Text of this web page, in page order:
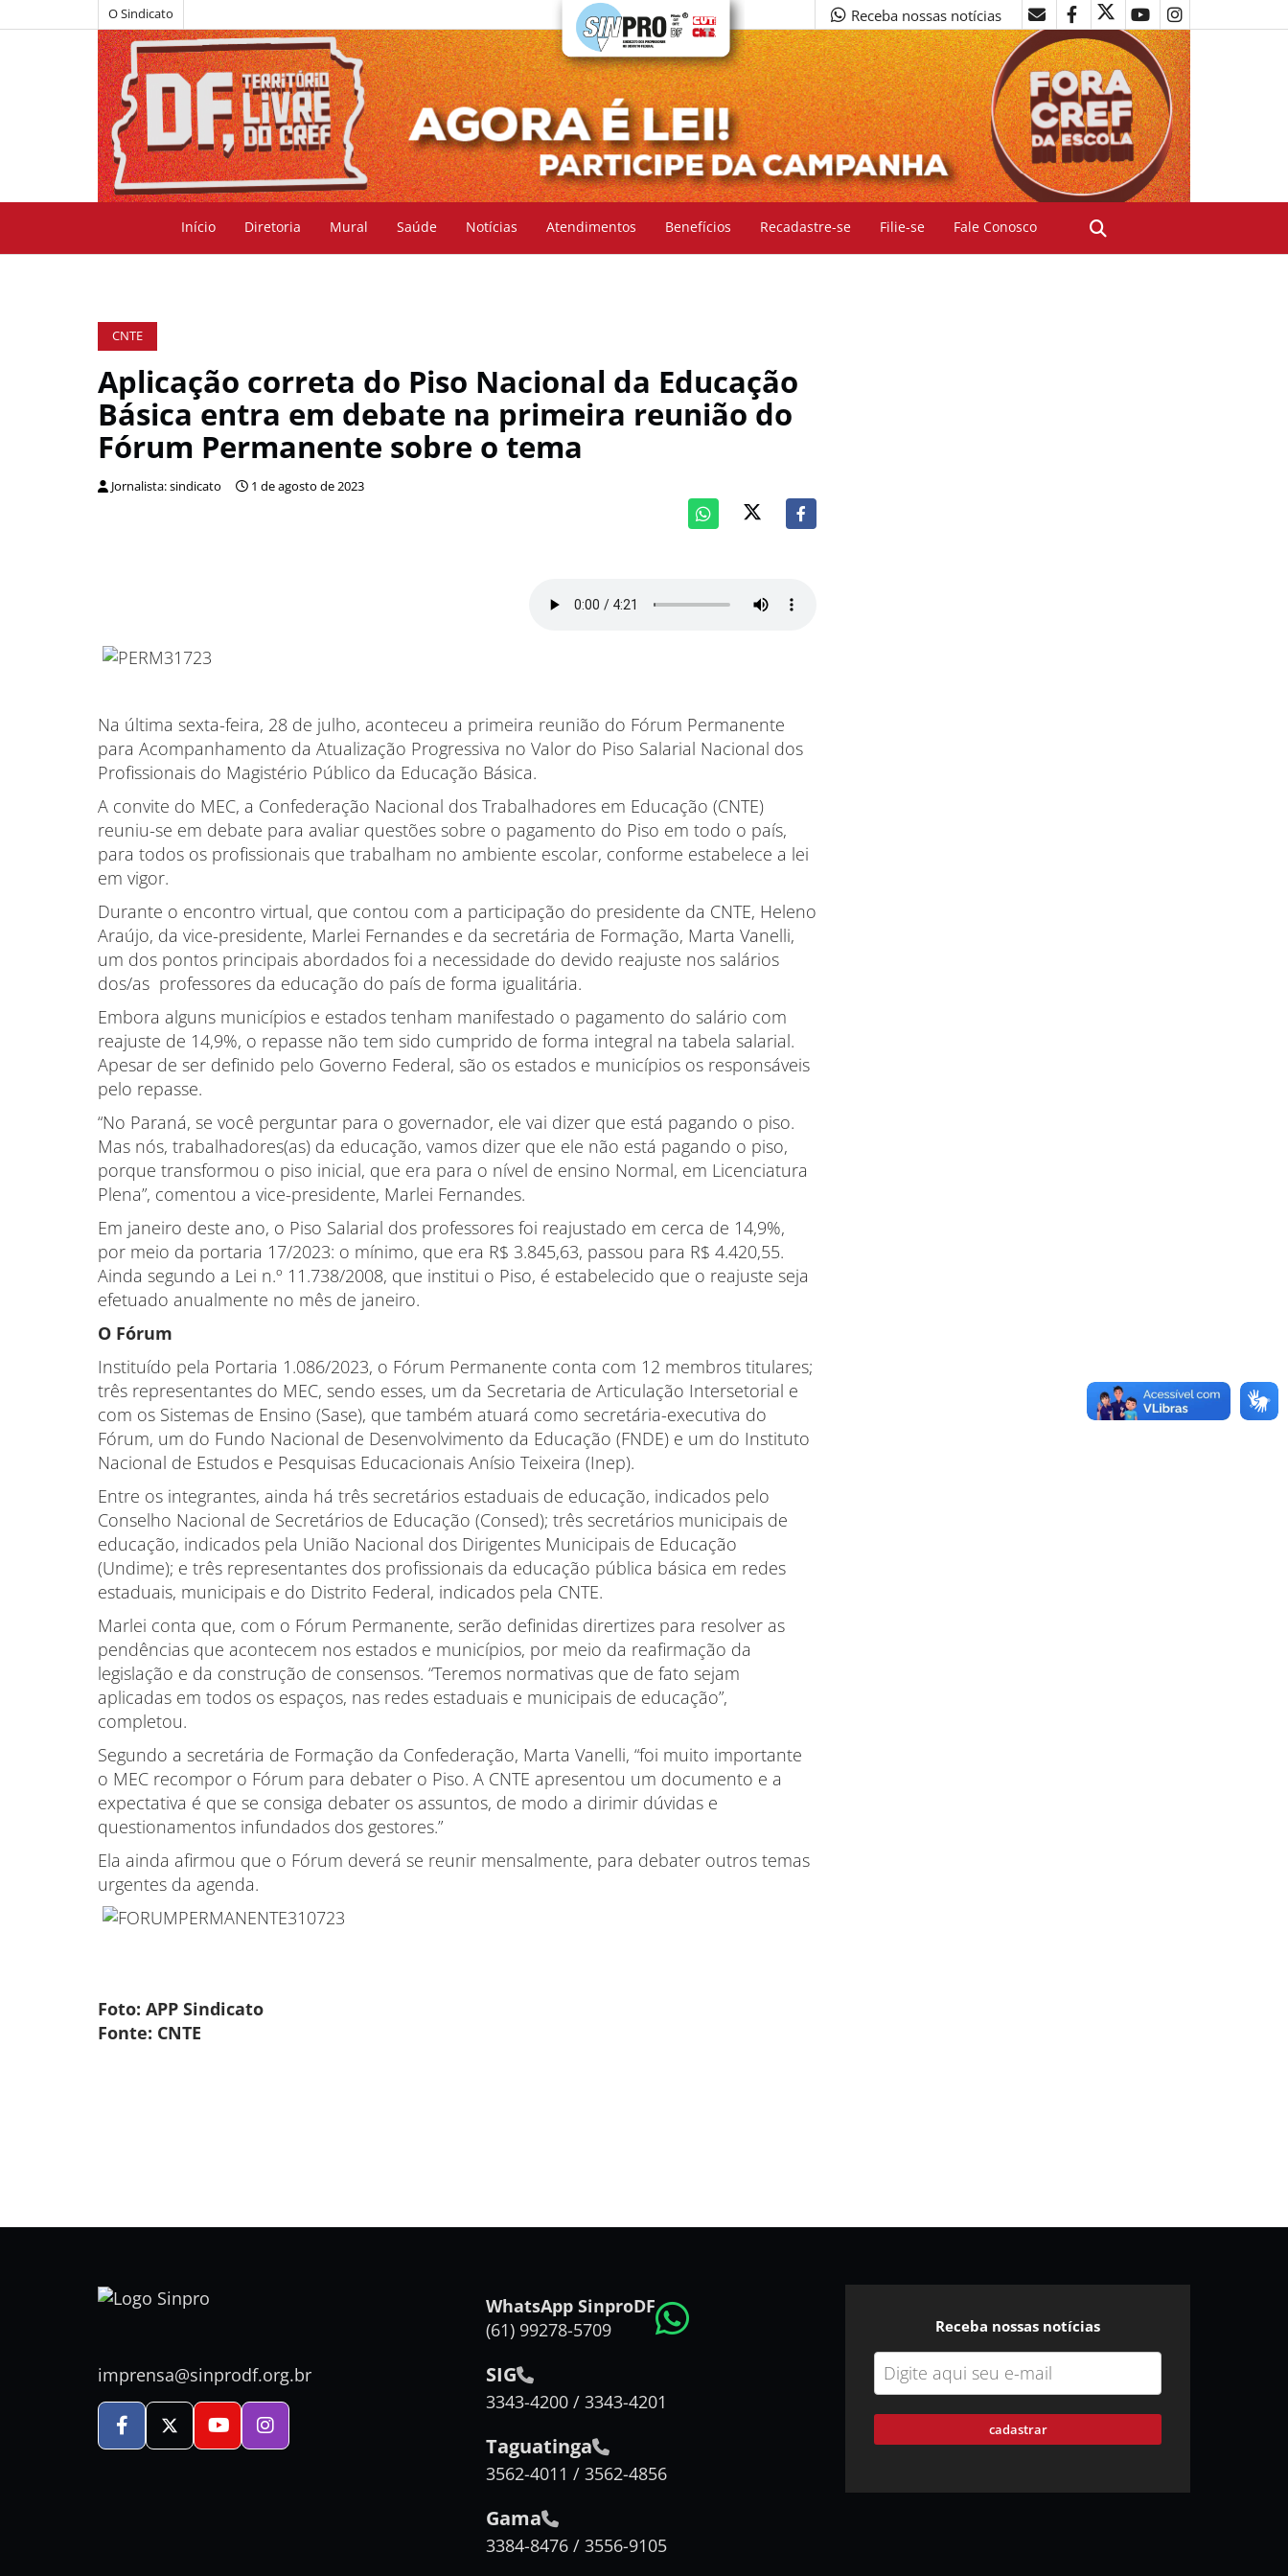
O Sindicato Receba nossas notícias
Início Diretoria Mural Saúde Notícias Atendimentos Benefícios Recadastre-se Filie-se Fale Conosco
CNTE
Aplicação correta do Piso Nacional da Educação
Básica entra em debate na primeira reunião do
Fórum Permanente sobre o tema
Jornalista: sindicato 1 de agosto de 2023
Na última sexta-feira, 28 de julho, aconteceu a primeira reunião do Fórum Permanente
para Acompanhamento da Atualização Progressiva no Valor do Piso Salarial Nacional dos
Profissionais do Magistério Público da Educação Básica.
A convite do MEC, a Confederação Nacional dos Trabalhadores em Educação (CNTE)
reuniu-se em debate para avaliar questões sobre o pagamento do Piso em todo o país,
para todos os profissionais que trabalham no ambiente escolar, conforme estabelece a lei
em vigor.
Durante o encontro virtual, que contou com a participação do presidente da CNTE, Heleno
Araújo, da vice-presidente, Marlei Fernandes e da secretária de Formação, Marta Vanelli,
um dos pontos principais abordados foi a necessidade do devido reajuste nos salários
dos/as professores da educação do país de forma igualitária.
Embora alguns municípios e estados tenham manifestado o pagamento do salário com
reajuste de 14,9%, o repasse não tem sido cumprido de forma integral na tabela salarial.
Apesar de ser definido pelo Governo Federal, são os estados e municípios os responsáveis
pelo repasse.
“No Paraná, se você perguntar para o governador, ele vai dizer que está pagando o piso.
Mas nós, trabalhadores(as) da educação, vamos dizer que ele não está pagando o piso,
porque transformou o piso inicial, que era para o nível de ensino Normal, em Licenciatura
Plena”, comentou a vice-presidente, Marlei Fernandes.
Em janeiro deste ano, o Piso Salarial dos professores foi reajustado em cerca de 14,9%,
por meio da portaria 17/2023: o mínimo, que era R$ 3.845,63, passou para R$ 4.420,55.
Ainda segundo a Lei n.º 11.738/2008, que institui o Piso, é estabelecido que o reajuste seja
efetuado anualmente no mês de janeiro.
O Fórum
Instituído pela Portaria 1.086/2023, o Fórum Permanente conta com 12 membros titulares;
três representantes do MEC, sendo esses, um da Secretaria de Articulação Intersetorial e
com os Sistemas de Ensino (Sase), que também atuará como secretária-executiva do
Fórum, um do Fundo Nacional de Desenvolvimento da Educação (FNDE) e um do Instituto
Nacional de Estudos e Pesquisas Educacionais Anísio Teixeira (Inep).
Entre os integrantes, ainda há três secretários estaduais de educação, indicados pelo
Conselho Nacional de Secretários de Educação (Consed); três secretários municipais de
educação, indicados pela União Nacional dos Dirigentes Municipais de Educação
(Undime); e três representantes dos profissionais da educação pública básica em redes
estaduais, municipais e do Distrito Federal, indicados pela CNTE.
Marlei conta que, com o Fórum Permanente, serão definidas dirertizes para resolver as
pendências que acontecem nos estados e municípios, por meio da reafirmação da
legislação e da construção de consensos. “Teremos normativas que de fato sejam
aplicadas em todos os espaços, nas redes estaduais e municipais de educação”,
completou.
Segundo a secretária de Formação da Confederação, Marta Vanelli, “foi muito importante
o MEC recompor o Fórum para debater o Piso. A CNTE apresentou um documento e a
expectativa é que se consiga debater os assuntos, de modo a dirimir dúvidas e
questionamentos infundados dos gestores.”
Ela ainda afirmou que o Fórum deverá se reunir mensalmente, para debater outros temas
urgentes da agenda.
Foto: APP Sindicato
Fonte: CNTE
imprensa@sinprodf.org.br
WhatsApp SinproDF
(61) 99278-5709
SIG
3343-4200 / 3343-4201
Taguatinga
3562-4011 / 3562-4856
Gama
3384-8476 / 3556-9105
Receba nossas notícias
cadastrar